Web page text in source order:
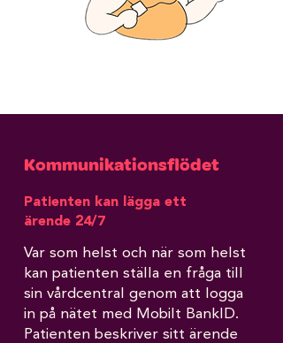
Kommunikationsflödet
Patienten kan lägga ett
ärende 24/7
Var som helst och när som helst
kan patienten ställa en fråga till
sin vårdcentral genom att logga
in på nätet med Mobilt BankID.
Patienten beskriver sitt ärende